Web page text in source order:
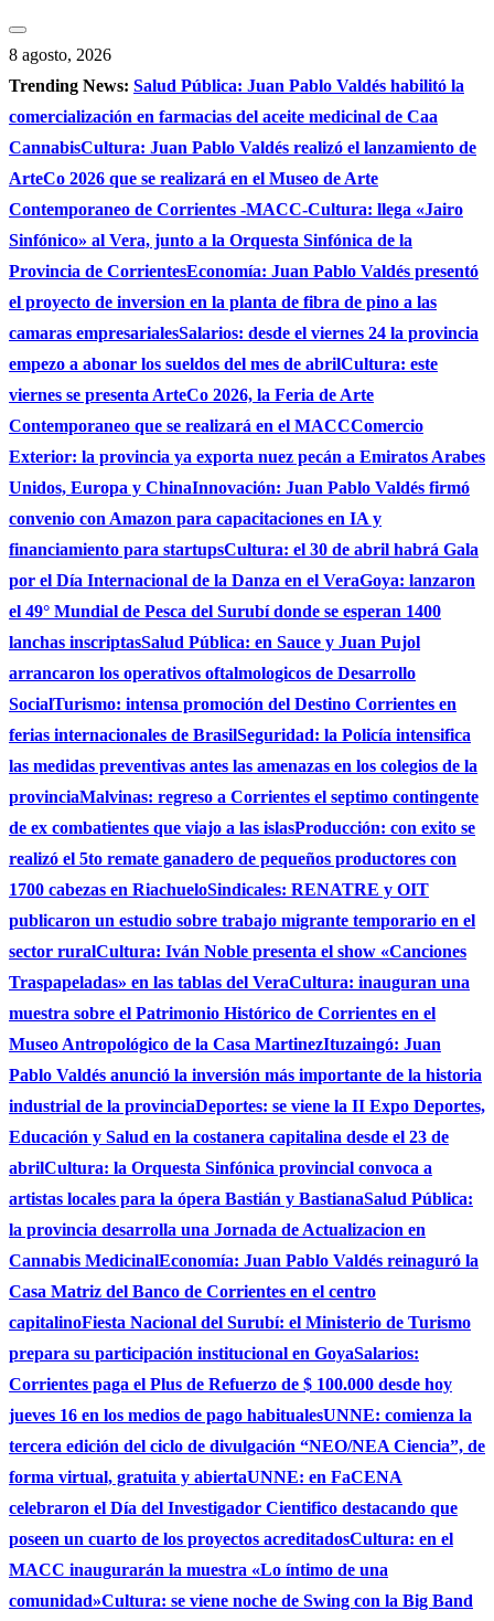
Saltar
al
contenido
8 agosto, 2026
Trending News: Salud Pública: Juan Pablo Valdés habilitó la
comercialización en farmacias del aceite medicinal de Caa
CannabisCultura: Juan Pablo Valdés realizó el lanzamiento de
ArteCo 2026 que se realizará en el Museo de Arte
Contemporaneo de Corrientes -MACC-Cultura: llega «Jairo
Sinfónico» al Vera, junto a la Orquesta Sinfónica de la
Provincia de CorrientesEconomía: Juan Pablo Valdés presentó
el proyecto de inversion en la planta de fibra de pino a las
camaras empresarialesSalarios: desde el viernes 24 la provincia
empezo a abonar los sueldos del mes de abrilCultura: este
viernes se presenta ArteCo 2026, la Feria de Arte
Contemporaneo que se realizará en el MACCComercio
Exterior: la provincia ya exporta nuez pecán a Emiratos Arabes
Unidos, Europa y ChinaInnovación: Juan Pablo Valdés firmó
convenio con Amazon para capacitaciones en IA y
financiamiento para startupsCultura: el 30 de abril habrá Gala
por el Día Internacional de la Danza en el VeraGoya: lanzaron
el 49° Mundial de Pesca del Surubí donde se esperan 1400
lanchas inscriptasSalud Pública: en Sauce y Juan Pujol
arrancaron los operativos oftalmologicos de Desarrollo
SocialTurismo: intensa promoción del Destino Corrientes en
ferias internacionales de BrasilSeguridad: la Policía intensifica
las medidas preventivas antes las amenazas en los colegios de la
provinciaMalvinas: regreso a Corrientes el septimo contingente
de ex combatientes que viajo a las islasProducción: con exito se
realizó el 5to remate ganadero de pequeños productores con
1700 cabezas en RiachueloSindicales: RENATRE y OIT
publicaron un estudio sobre trabajo migrante temporario en el
sector ruralCultura: Iván Noble presenta el show «Canciones
Traspapeladas» en las tablas del VeraCultura: inauguran una
muestra sobre el Patrimonio Histórico de Corrientes en el
Museo Antropológico de la Casa MartinezItuzaingó: Juan
Pablo Valdés anunció la inversión más importante de la historia
industrial de la provinciaDeportes: se viene la II Expo Deportes,
Educación y Salud en la costanera capitalina desde el 23 de
abrilCultura: la Orquesta Sinfónica provincial convoca a
artistas locales para la ópera Bastián y BastianaSalud Pública:
la provincia desarrolla una Jornada de Actualizacion en
Cannabis MedicinalEconomía: Juan Pablo Valdés reinaguró la
Casa Matriz del Banco de Corrientes en el centro
capitalinoFiesta Nacional del Surubí: el Ministerio de Turismo
prepara su participación institucional en GoyaSalarios:
Corrientes paga el Plus de Refuerzo de $ 100.000 desde hoy
jueves 16 en los medios de pago habitualesUNNE: comienza la
tercera edición del ciclo de divulgación “NEO/NEA Ciencia”, de
forma virtual, gratuita y abiertaUNNE: en FaCENA
celebraron el Día del Investigador Cientifico destacando que
poseen un cuarto de los proyectos acreditadosCultura: en el
MACC inaugurarán la muestra «Lo íntimo de una
comunidad»Cultura: se viene noche de Swing con la Big Band